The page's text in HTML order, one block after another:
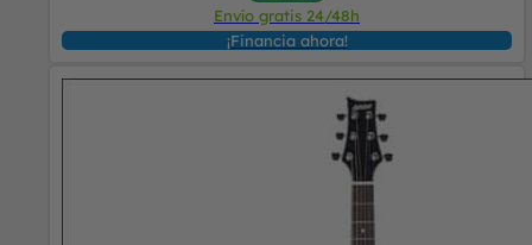
Envío gratis 24/48h
¡Financia ahora!